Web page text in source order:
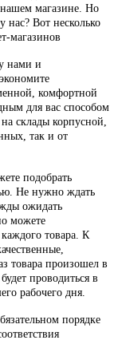
магазине. Но
нас? Вот несколько
магазинов
нами и
комфортной
для вас способом
склады корпусной,
так и от
подобрать
Не нужно ждать
ожидать
можете
товара. К
товара произошел в
проводиться в
рабочего дня.
порядке